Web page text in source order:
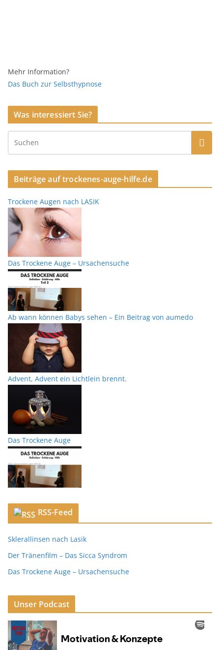
Mehr Information?
Das Buch zur Selbsthypnose
Was interessiert Sie?
Beiträge auf trockenes-auge-hilfe.de
Trockene Augen nach LASIK
Das Trockene Auge – Ursachensuche
Ab wann können Babys sehen – Ein Beitrag von aumedo
Advent, Advent ein Lichtlein brennt.
Das Trockene Auge
RSS-Feed
Sklerallinsen nach Lasik
Der Tränenfilm – Das Sicca Syndrom
Das Trockene Auge – Ursachensuche
Unser Podcast